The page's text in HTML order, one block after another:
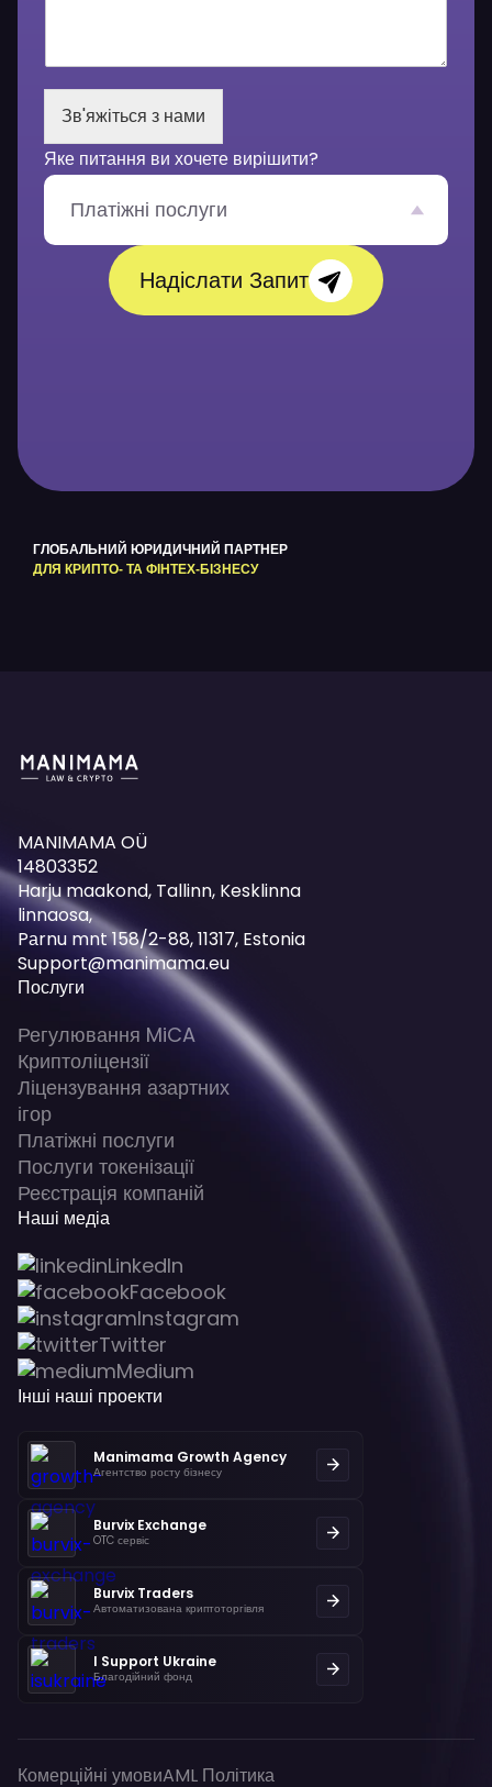
ГЛОБАЛЬНИЙ ЮРИДИЧНИЙ ПАРТНЕР
ДЛЯ КРИПТО- ТА ФІНТЕХ-БІЗНЕСУ
о
м
л
н
н
Зв'яжіться з нами
Яке питання ви хочете вирішити?
Платіжні послуги
Надіслати Запит
MANIMAMA OÜ
14803352
Harju maakond, Tallinn, Kesklinna
linnaosa,
Pаrnu mnt 158/2-88, 11317, Estonia
Support@manimama.eu
Послуги
Регулювання MiCA
Криптоліцензії
Ліцензування азартних
ігор
Платіжні послуги
Послуги токенізації
Реєстрація компаній
Наші медіа
LinkedIn
Facebook
Instagram
Twitter
Medium
Інші наші проекти
Manimama Growth Agency
Агентство росту бізнесу
Burvix Exchange
OTC сервіс
Burvix Traders
Автоматизована криптоторгівля
I Support Ukraine
Благодійний фонд
Комерційні умовиAML Політика